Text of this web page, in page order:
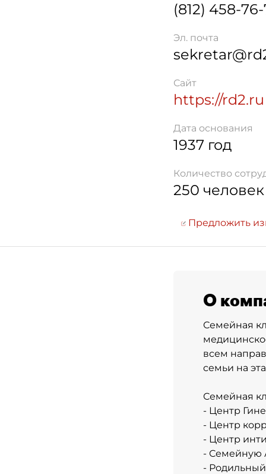
(812) 458-
Эл. почта
Сайт
https://rd2.ru
Дата основания
1937 год
Количество
250 человек
Предложить
О
Семейная
всем
семьи на
Семейная
- Центр
- Центр
- Центр
- Семейную
-